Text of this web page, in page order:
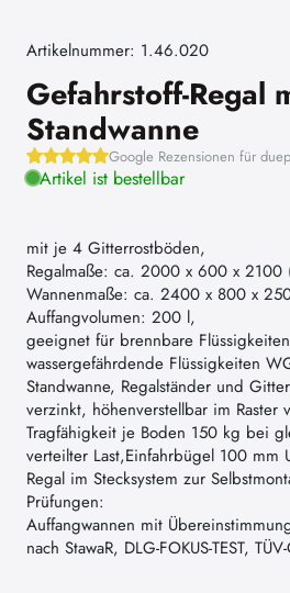
Artikelnummer: 1.46.020
Gefahrstoff-Regal
Standwanne
Google Rezensionen für
Artikel ist bestellbar
mit je 4 Gitterrostböden,
Regalmaße: ca. 2000 x 600 x 2100
Wannenmaße: ca. 2400 x 800 x
Auffangvolumen: 200 l,
geeignet für brennbare
wassergefährdende Flüssigkeiten
Standwanne, Regalständer und
verzinkt, höhenverstellbar im Raster
Tragfähigkeit je Boden 150 kg bei
verteilter Last,Einfahrbügel 100 mm
Regal im Stecksystem zur
Prüfungen:
Auffangwannen mit
nach StawaR, DLG-FOKUS-TEST,